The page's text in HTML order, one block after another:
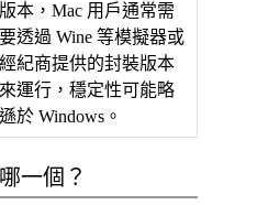
版本，Mac 用戶通常需
要透過 Wine 等模擬器或
經紀商提供的封裝版本
來運行，穩定性可能略
遜於 Windows。
一個？